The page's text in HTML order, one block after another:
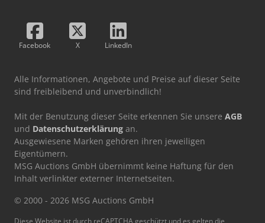
Facebook X LinkedIn
Alle Informationen, Angebote und Preise auf dieser Seite
sind freibleibend und unverbindlich!
Mit der Benutzung dieser Seite erkennen Sie unsere AGB
und Datenschutzerklärung an.
Ausgewiesene Marken gehören ihren jeweiligen
Eigentümern.
MSG Auctions GmbH übernimmt keine Haftung für den
Inhalt verlinkter externer Internetseiten.
© 2000 - 2026 MSG Auctions GmbH